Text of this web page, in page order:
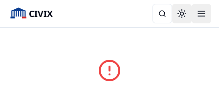
CIVIX Toggle